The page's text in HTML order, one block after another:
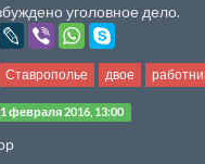
уголовное дело.
Ставрополье двое
февраля 2016, 13:00